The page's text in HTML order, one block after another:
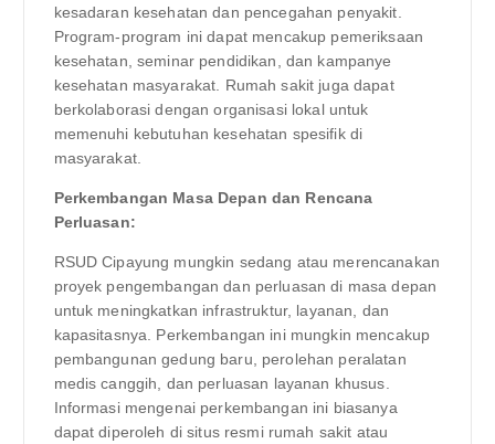
kesadaran kesehatan dan pencegahan penyakit.
Program-program ini dapat mencakup pemeriksaan
kesehatan, seminar pendidikan, dan kampanye
kesehatan masyarakat. Rumah sakit juga dapat
berkolaborasi dengan organisasi lokal untuk
memenuhi kebutuhan kesehatan spesifik di
masyarakat.
Perkembangan Masa Depan dan Rencana
Perluasan:
RSUD Cipayung mungkin sedang atau merencanakan
proyek pengembangan dan perluasan di masa depan
untuk meningkatkan infrastruktur, layanan, dan
kapasitasnya. Perkembangan ini mungkin mencakup
pembangunan gedung baru, perolehan peralatan
medis canggih, dan perluasan layanan khusus.
Informasi mengenai perkembangan ini biasanya
dapat diperoleh di situs resmi rumah sakit atau